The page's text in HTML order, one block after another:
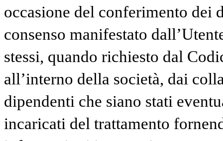
occasione del conferimento dei
consenso manifestato
stessi, quando richiesto dal
all’interno della società, dai
dipendenti che siano stati
incaricati del trattamento